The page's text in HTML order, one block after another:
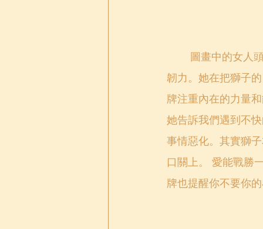
圖畫中的女人
韌力。她在把獅子
牌注重內在的力量
她告訴我們遇到不
事情惡化。其實獅
口關上。 愛能戰勝
牌也提醒你不要你